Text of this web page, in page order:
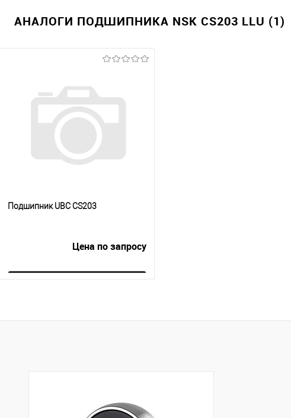
АНАЛОГИ ПОДШИПНИКА NSK CS203 LLU (1)
Подшипник UBC CS203
Цена по запросу
Купить в 1 клик
К сравнению